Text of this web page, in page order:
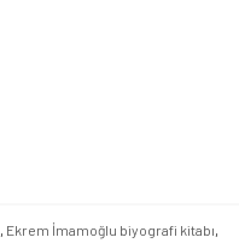
Ekrem İmamoğlu biyografi kitabı